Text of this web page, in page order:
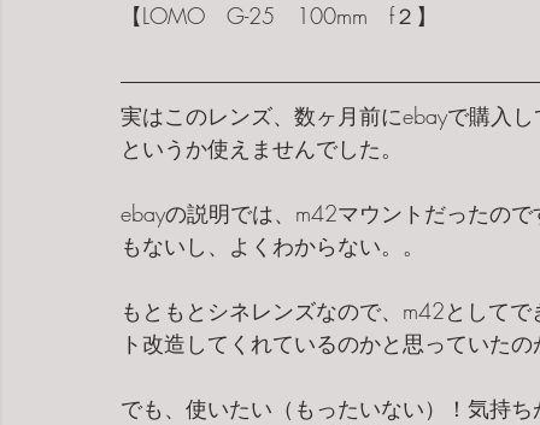
【LOMO　G-25　100mm　f２】
実はこのレンズ、数ヶ月前にebayで購入
というか使えませんでした。
ebayの説明では、m42マウントだったの
もないし、よくわからない。。
もともとシネレンズなので、m42として
ト改造してくれているのかと思っていた
でも、使いたい（もったいない）！気持